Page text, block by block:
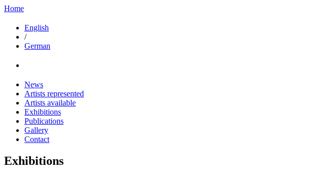
Home
English
/
German
News
Artists represented
Artists available
Exhibitions
Publications
Gallery
Contact
Exhibitions